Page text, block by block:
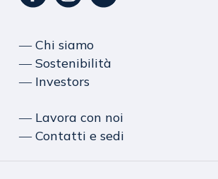
― Chi siamo
― Sostenibilità
― Investors
― Lavora con noi
― Contatti e sedi